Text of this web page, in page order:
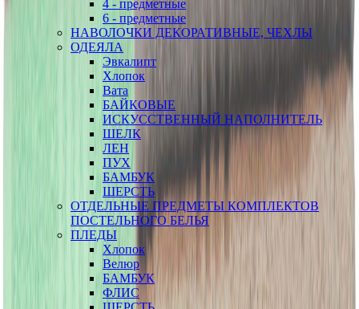
4 - предметные
6 - предметные
НАВОЛОЧКИ ДЕКОРАТИВНЫЕ, ЧЕХЛЫ
ОДЕЯЛА
Эвкалипт
Хлопок
Вата
БАЙКОВЫЕ
ИСКУССТВЕННЫЙ НАПОЛНИТЕЛЬ
ШЕЛК
ЛЕН
ПУХ
БАМБУК
ШЕРСТЬ
ОТДЕЛЬНЫЕ ПРЕДМЕТЫ КОМПЛЕКТОВ
ПОСТЕЛЬНОГО БЕЛЬЯ
ПЛЕДЫ
Хлопок
Велюр
БАМБУК
ФЛИС